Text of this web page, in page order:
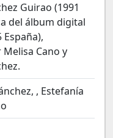
Guirao (1991
del álbum digital
Cano y
, Estefanía